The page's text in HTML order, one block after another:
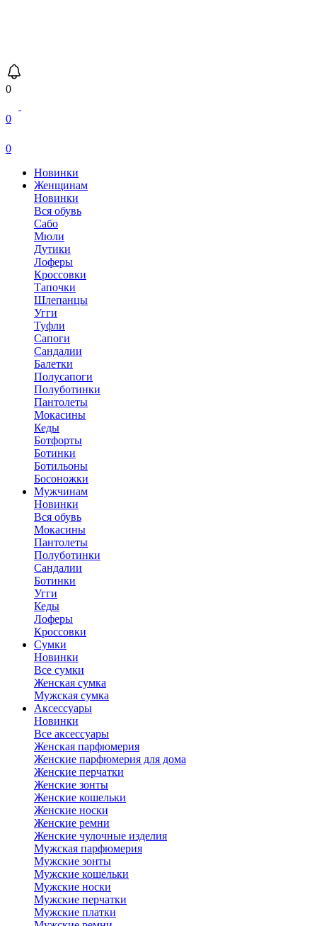
0
0
0
Новинки
Женщинам
Новинки
Вся обувь
Сабо
Мюли
Дутики
Лоферы
Кроссовки
Тапочки
Шлепанцы
Угги
Туфли
Сапоги
Сандалии
Балетки
Полусапоги
Полуботинки
Пантолеты
Мокасины
Кеды
Ботфорты
Ботинки
Ботильоны
Босоножки
Мужчинам
Новинки
Вся обувь
Мокасины
Пантолеты
Полуботинки
Сандалии
Ботинки
Угги
Кеды
Лоферы
Кроссовки
Сумки
Новинки
Все сумки
Женская сумка
Мужская сумка
Аксессуары
Новинки
Все аксессуары
Женская парфюмерия
Женские парфюмерия для дома
Женские перчатки
Женские зонты
Женские кошельки
Женские носки
Женские ремни
Женские чулочные изделия
Мужская парфюмерия
Мужские зонты
Мужские кошельки
Мужские носки
Мужские перчатки
Мужские платки